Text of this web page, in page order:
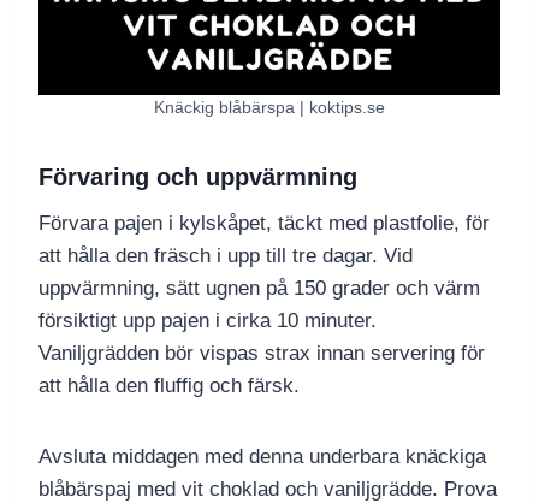
Knäckig blåbärspa | koktips.se
Förvaring och uppvärmning
Förvara pajen i kylskåpet, täckt med plastfolie, för
att hålla den fräsch i upp till tre dagar. Vid
uppvärmning, sätt ugnen på 150 grader och värm
försiktigt upp pajen i cirka 10 minuter.
Vaniljgrädden bör vispas strax innan servering för
att hålla den fluffig och färsk.
Avsluta middagen med denna underbara knäckiga
blåbärspaj med vit choklad och vaniljgrädde. Prova